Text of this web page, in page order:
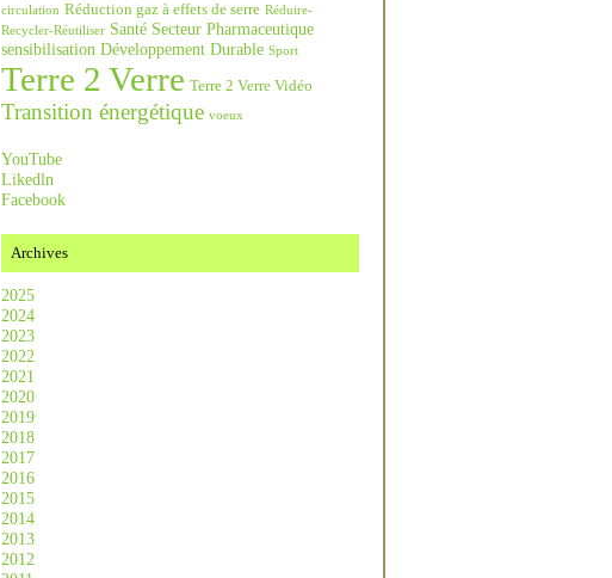
circulation Réduction gaz à effets de serre Réduire-
Recycler-Réutiliser Santé Secteur Pharmaceutique
sensibilisation Développement Durable Sport
Terre 2 Verre Terre 2 Verre Vidéo
Transition énergétique voeux
YouTube
Likedln
Facebook
Archives
2025
2024
2023
2022
2021
2020
2019
2018
2017
2016
2015
2014
2013
2012